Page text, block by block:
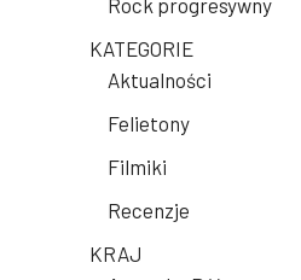
Rock progresywny
KATEGORIE
Aktualności
Felietony
Filmiki
Recenzje
KRAJ